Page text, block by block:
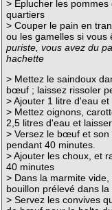
> Éplucher les
quartiers
> Couper le pain en
ou les gamelles si vous
puriste, vous avez du
hachette
> Mettez le saindoux
bœuf ; laissez rissoler
> Ajouter 1 litre d'eau
> Mettez oignons,
2,5 litres d'eau et
> Versez le bœuf et son
pendant 40 minutes.
> Ajouter les choux, et
40 minutes
> Dans la marmite
bouillon prélevé dans
> Servez les convives